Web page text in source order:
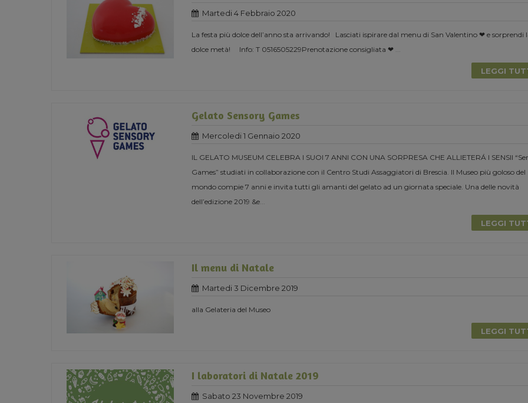
Martedi 4 Febbraio 2020
La festa più dolce dell’anno sta arrivando! Lasciati ispirare dal menu di San Valentino ❤ e sorprendi
dolce metà! Info: T 0516505229Prenotazione consigliata ❤ ...
LEGGI
Gelato Sensory Games
Mercoledi 1 Gennaio 2020
IL GELATO MUSEUM CELEBRA I SUOI 7 ANNI CON UNA SORPRESA CHE ALLIETERÁ I SENSII
Games” studiati in collaborazione con il Centro Studi Assaggiatori di Brescia. Il Museo più goloso del
mondo compie 7 anni e invita tutti gli amanti del gelato ad un giornata speciale. Una delle novità
dell’edizione 2019 &e...
LEGGI
Il menu di Natale
Martedi 3 Dicembre 2019
alla Gelateria del Museo
LEGGI
I laboratori di Natale 2019
Sabato 23 Novembre 2019